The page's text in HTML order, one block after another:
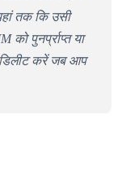
तक कि उसी
को पुनर्प्राप्त या
करें जब आप